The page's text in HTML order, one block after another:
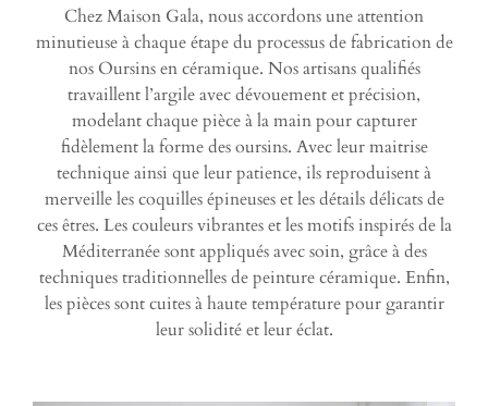
Chez Maison Gala, nous accordons une attention
minutieuse à chaque étape du processus de fabrication de
nos Oursins en céramique. Nos artisans qualifiés
travaillent l’argile avec dévouement et précision,
modelant chaque pièce à la main pour capturer
fidèlement la forme des oursins. Avec leur maitrise
technique ainsi que leur patience, ils reproduisent à
merveille les coquilles épineuses et les détails délicats de
ces êtres. Les couleurs vibrantes et les motifs inspirés de la
Méditerranée sont appliqués avec soin, grâce à des
techniques traditionnelles de peinture céramique. Enfin,
les pièces sont cuites à haute température pour garantir
leur solidité et leur éclat.